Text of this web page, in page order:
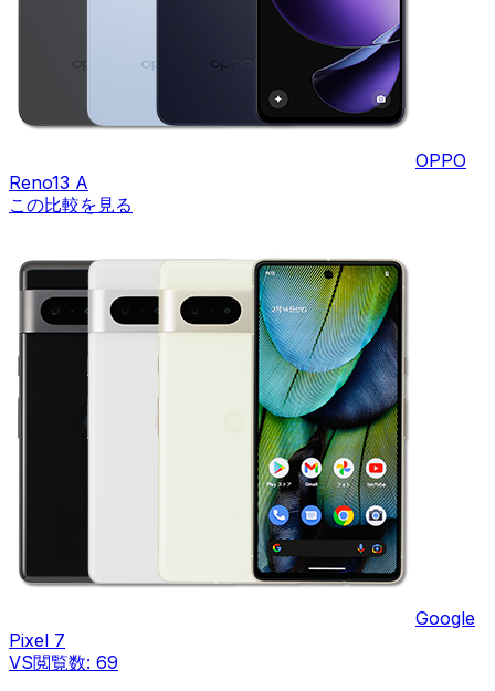
OPPO
Reno13 A
この比較を見る
Google
Pixel 7
VS閲覧数: 69